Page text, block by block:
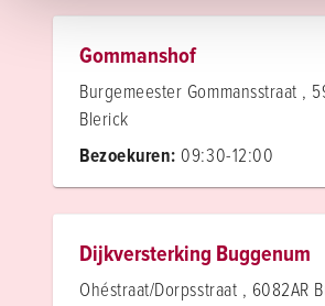
Gommanshof
Burgemeester Gommansstraat ,
Blerick
Bezoekuren: 09:30-12:00
Dijkversterking Buggenum
Ohéstraat/Dorpsstraat , 6082AR